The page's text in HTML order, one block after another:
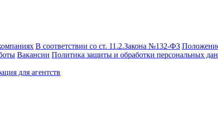
В соответствии со ст. 11.2.Закона №132-ФЗ
Вакансии Политика защиты и обработки персональных
для агентств